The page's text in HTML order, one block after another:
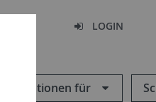
LOGIN
Informationen für